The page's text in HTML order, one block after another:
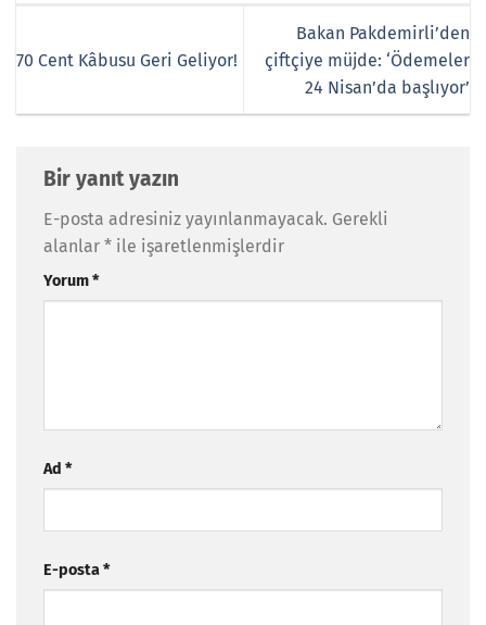
70 Cent Kâbusu Geri Geliyor!
Bakan Pakdemirli’den
çiftçiye müjde: ‘Ödemeler
24 Nisan’da başlıyor’
Bir yanıt yazın
E-posta adresiniz yayınlanmayacak. Gerekli
alanlar * ile işaretlenmişlerdir
Yorum*
Ad *
E-posta*